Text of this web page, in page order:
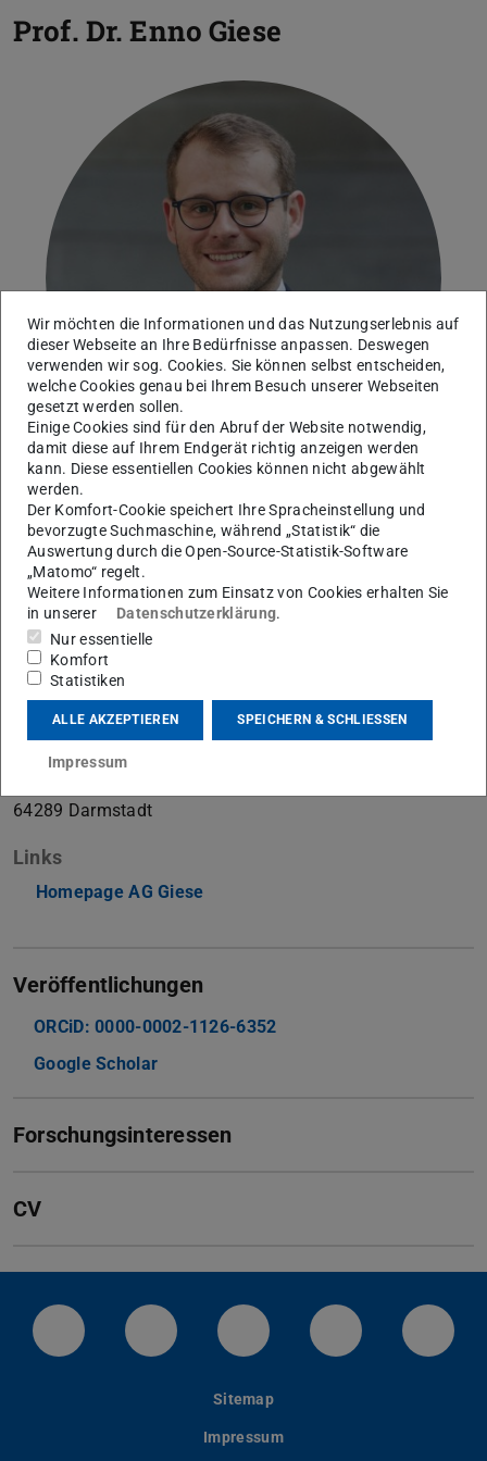
Prof. Dr. Enno Giese
Arbeitsgebiet(e)
Theoretische Quantenoptik
Kontakt
enno.giese@tu-...
+49 6151 16-20162
+49 6151 16-20402
S2|15 147
64289 Darmstadt
Links
Homepage AG Giese
Veröffentlichungen
ORCiD: 0000-0002-1126-6352
Google Scholar
Forschungsinteressen
CV
LinkedIn-Seite der TU Darmstadt
Instagram-Kanal der TU
Bluesky-Kanal der TU
Facebook-
Sitemap
Impressum
Wir möchten die Informationen und das Nutzungserlebnis auf
dieser Webseite an Ihre Bedürfnisse anpassen. Deswegen
verwenden wir sog. Cookies. Sie können selbst entscheiden,
welche Cookies genau bei Ihrem Besuch unserer Webseiten
gesetzt werden sollen.
Einige Cookies sind für den Abruf der Website notwendig,
damit diese auf Ihrem Endgerät richtig anzeigen werden
kann. Diese essentiellen Cookies können nicht abgewählt
werden.
Der Komfort-Cookie speichert Ihre Spracheinstellung und
bevorzugte Suchmaschine, während „Statistik“ die
Auswertung durch die Open-Source-Statistik-Software
„Matomo“ regelt.
Weitere Informationen zum Einsatz von Cookies erhalten Sie
in unserer
Datenschutzerklärung.
Nur essentielle
Komfort
Statistiken
ALLE AKZEPTIEREN SPEICHERN & SCHLIESSEN
Impressum